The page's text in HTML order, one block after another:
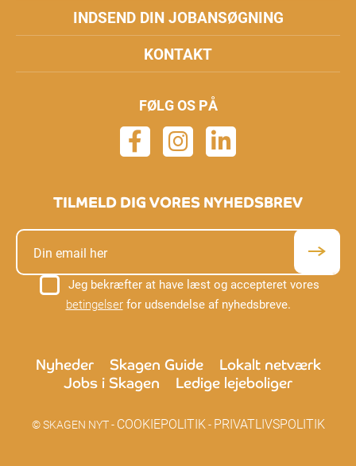
INDSEND DIN JOBANSØGNING
KONTAKT
FØLG OS PÅ
TILMELD DIG VORES NYHEDSBREV
Jeg bekræfter at have læst og accepteret vores
betingelserfor udsendelse af nyhedsbreve.
Nyheder Skagen Guide
Lokalt netværk
Jobs i Skagen
Ledige lejeboliger
© SKAGEN NYT - COOKIEPOLITIK- PRIVATLIVSPOLITIK